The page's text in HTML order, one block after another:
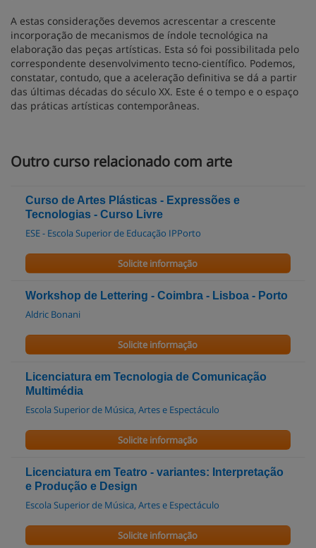
A estas considerações devemos acrescentar a crescente
incorporação de mecanismos de índole tecnológica na
elaboração das peças artísticas. Esta só foi possibilitada pelo
correspondente desenvolvimento tecno-científico. Podemos,
constatar, contudo, que a aceleração definitiva se dá a partir
das últimas décadas do século XX. Este é o tempo e o espaço
das práticas artísticas contemporâneas.
Outro curso relacionado com arte
Curso de Artes Plásticas - Expressões e
Tecnologias - Curso Livre
ESE - Escola Superior de Educação IPPorto
Solicite informação
Workshop de Lettering - Coimbra - Lisboa - Porto
Aldric Bonani
Solicite informação
Licenciatura em Tecnologia de Comunicação
Multimédia
Escola Superior de Música, Artes e Espectáculo
Solicite informação
Licenciatura em Teatro - variantes: Interpretação
e Produção e Design
Escola Superior de Música, Artes e Espectáculo
Solicite informação